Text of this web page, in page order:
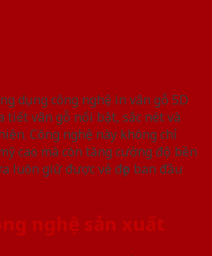
dụng công nghệ in vân gỗ 5D
tiết vân gỗ nổi bật, sắc nét và
Công nghệ này không chỉ
cao mà còn tăng cường độ bền
luôn giữ được vẻ đẹp ban đầu
nghệ sản xuất